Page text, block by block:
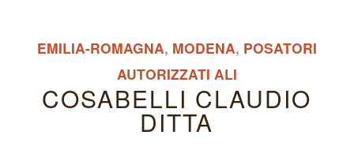
EMILIA-ROMAGNA, MODENA, POSATORI
AUTORIZZATI ALI
COSABELLI CLAUDIO
DITTA